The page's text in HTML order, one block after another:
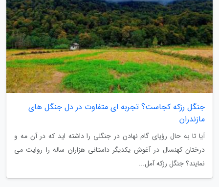
جنگل رزکه کجاست؟ تجربه ای متفاوت در دل جنگل های
مازندران
آیا تا به حال رؤیای گام نهادن در جنگلی را داشته اید که در آن مه و
درختان کهنسال در آغوش یکدیگر داستانی هزاران ساله را روایت می
نمایند؟ جنگل رزکه آمل...